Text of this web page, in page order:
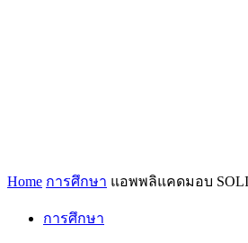
Home การศึกษา แอพพลิแคดมอบ
การศึกษา